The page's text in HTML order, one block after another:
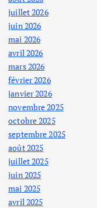
juillet 2026
juin 2026
mai 2026
avril 2026
mars 2026
février 2026
janvier 2026
novembre 2025
octobre 2025
septembre 2025
août 2025
juillet 2025
juin 2025
mai 2025
avril 2025